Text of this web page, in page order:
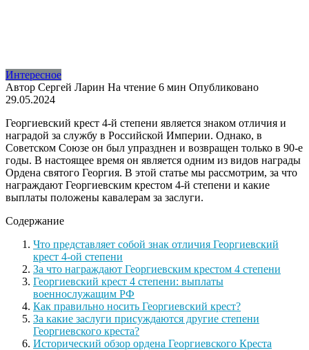
Интересное
Автор Сергей Ларин На чтение 6 мин Опубликовано
29.05.2024
Георгиевский крест 4-й степени является знаком отличия и
наградой за службу в Российской Империи. Однако, в
Советском Союзе он был упразднен и возвращен только в 90-е
годы. В настоящее время он является одним из видов награды
Ордена святого Георгия. В этой статье мы рассмотрим, за что
награждают Георгиевским крестом 4-й степени и какие
выплаты положены кавалерам за заслуги.
Содержание
Что представляет собой знак отличия Георгиевский
крест 4-ой степени
За что награждают Георгиевским крестом 4 степени
Георгиевский крест 4 степени: выплаты
военнослужащим РФ
Как правильно носить Георгиевский крест?
За какие заслуги присуждаются другие степени
Георгиевского креста?
Исторический обзор ордена Георгиевского Креста